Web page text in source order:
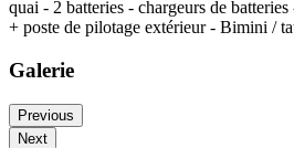
quai - 2 batteries - chargeurs de
+ poste de pilotage extérieur - Bimini /
Galerie
Previous
Next